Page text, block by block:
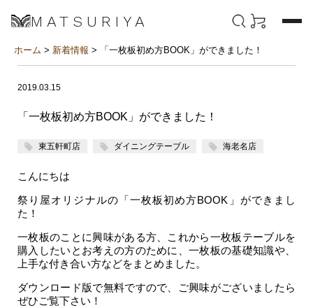
MATSURIYA
ホーム > 新着情報 > 「一枚板初め方BOOK」ができました！
2019.03.15
「一枚板初め方BOOK」ができました！
東五軒町店 ダイニングテーブル 海老名店
こんにちは
祭り屋オリジナルの「一枚板初め方BOOK」ができまし
た！
一枚板のことに興味がある方、これから一枚板テーブルを
購入したいとお考えの方のために、一枚板の基礎知識や、
上手な付き合い方などをまとめました。
ダウンロード版で無料ですので、ご興味がございましたら
ぜひご覧下さい！